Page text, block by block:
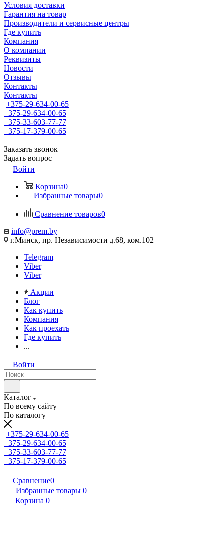
Условия доставки
Гарантия на товар
Производители и сервисные центры
Где купить
Компания
О компании
Реквизиты
Новости
Отзывы
Контакты
Контакты
+375-29-634-00-65
+375-29-634-00-65
+375-33-603-77-77
+375-17-379-00-65
Заказать звонок
Задать вопрос
Войти
Корзина0
Избранные товары0
Сравнение товаров0
info@prem.by
г.Минск, пр. Независимости д.68, ком.102
Telegram
Viber
Viber
Акции
Блог
Как купить
Компания
Как проехать
Где купить
...
Войти
Каталог
По всему сайту
По каталогу
+375-29-634-00-65
+375-29-634-00-65
+375-33-603-77-77
+375-17-379-00-65
Сравнение0
Избранные товары 0
Корзина 0